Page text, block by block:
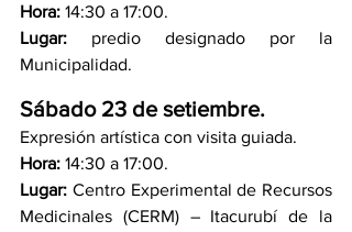
Hora: 14:30 a 17:00.
Lugar: predio designado por la
Municipalidad.
Sábado 23 de setiembre.
Expresión artística con visita guiada.
Hora: 14:30 a 17:00.
Lugar: Centro Experimental de Recursos
Medicinales (CERM) – Itacurubí de la